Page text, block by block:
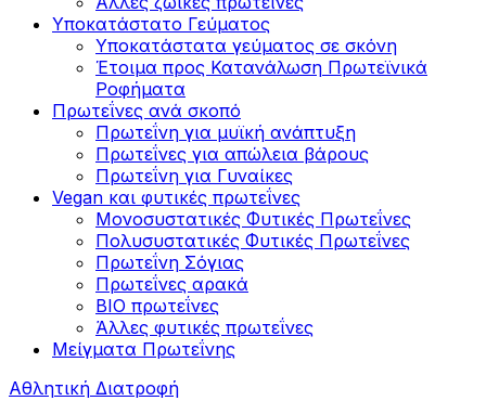
Υποκατάστατο Γεύματος
Υποκατάστατα γεύματος σε σκόνη
Έτοιμα προς Κατανάλωση Πρωτεϊνικά
Ροφήματα
Πρωτεΐνες ανά σκοπό
Πρωτεΐνη για μυϊκή ανάπτυξη
Πρωτεΐνες για απώλεια βάρους
Πρωτεΐνη για Γυναίκες
Vegan και φυτικές πρωτεΐνες
Μονοσυστατικές Φυτικές Πρωτεΐνες
Πολυσυστατικές Φυτικές Πρωτεΐνες
Πρωτεΐνη Σόγιας
Πρωτεΐνες αρακά
ΒIO πρωτεΐνες
Άλλες φυτικές πρωτεΐνες
Μείγματα Πρωτεΐνης
Αθλητική Διατροφή